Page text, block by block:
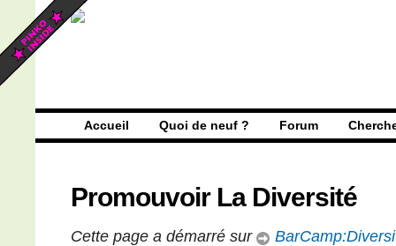
Accueil Quoi de neuf ? Forum
Promouvoir La Diversité
Cette page a démarré sur